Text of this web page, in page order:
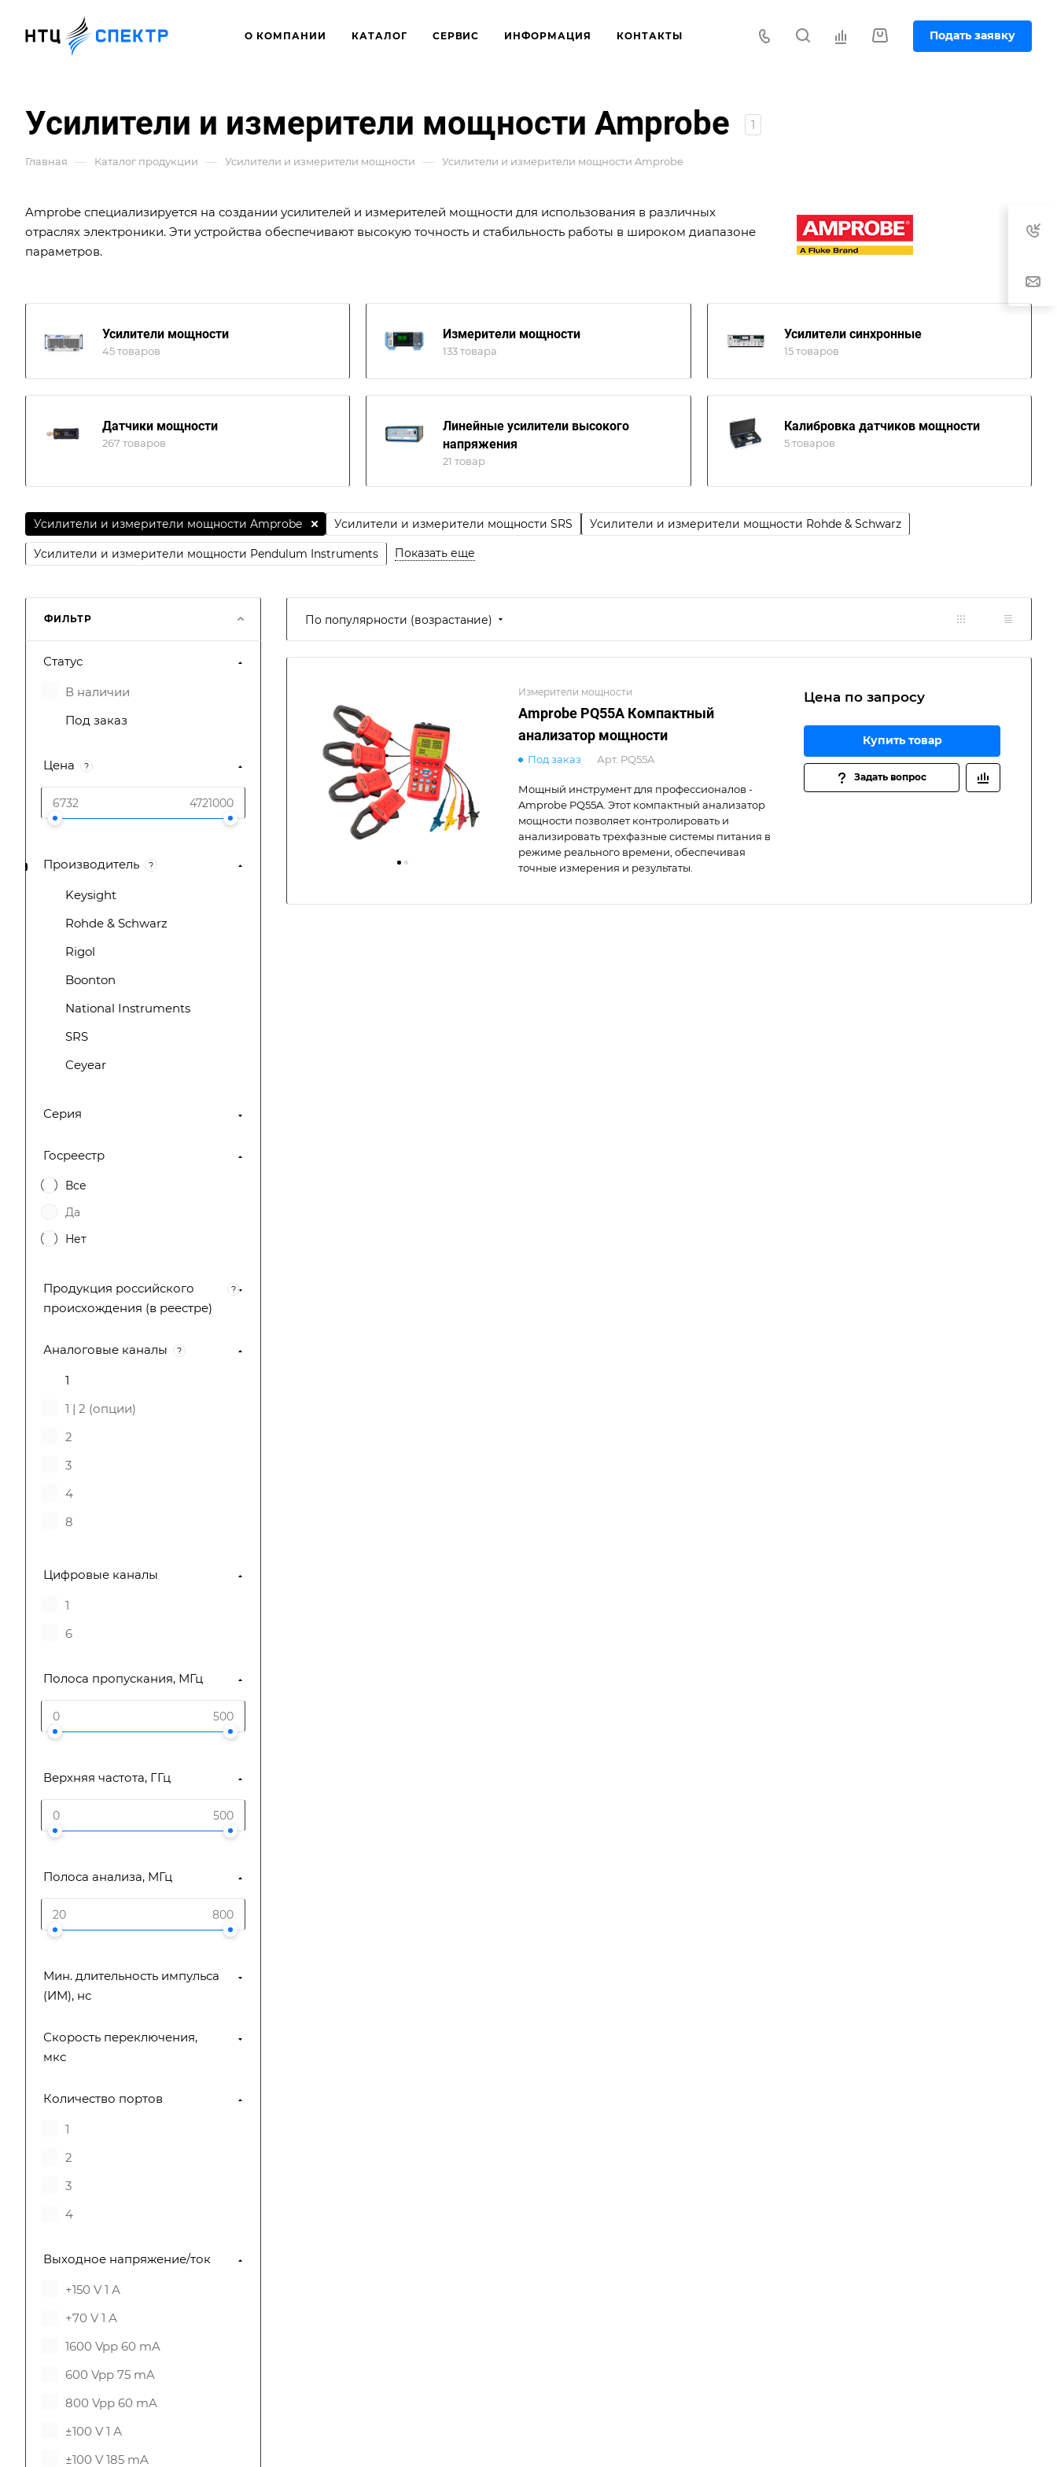
О КОМПАНИИ КАТАЛОГ СЕРВИС ИНФОРМАЦИЯ КОНТАКТЫ Подать заявку
Усилители и измерители мощности Amprobe 1
Главная — Каталог продукции — Усилители и измерители мощности — Усилители и измерители мощности Amprobe
Amprobe специализируется на создании усилителей и измерителей мощности для использования в различных
отраслях электроники. Эти устройства обеспечивают высокую точность и стабильность работы в широком диапазоне
параметров.
Усилители мощности
45 товаров
Измерители мощности
133 товара
Усилители синхронные
15 товаров
Датчики мощности
267 товаров
Линейные усилители высокого
напряжения
21 товар
Калибровка датчиков мощности
5 товаров
Усилители и измерители мощности SRS Усилители и измерители мощности Rohde & Schwarz
Усилители и измерители мощности Pendulum Instruments
Усилители и измерители мощности Amprobe
Показать еще
По популярности (возрастание)
Измерители мощности
Amprobe PQ55A Компактный
анализатор мощности
Под заказ Арт. PQ55A
Мощный инструмент для профессионалов -
Amprobe PQ55A. Этот компактный анализатор
мощности позволяет контролировать и
анализировать трехфазные системы питания в
режиме реального времени, обеспечивая
точные измерения и результаты.
Цена по запросу
Купить товар
Задать вопрос
ФИЛЬТР
Статус
В наличии
Под заказ
Цена ?
Производитель ?
Keysight
Rohde & Schwarz
Rigol
Boonton
National Instruments
SRS
Ceyear
Amprobe
Pendulum Instruments
НПО "РТС"
ПЛАНАР
АКМЕТЕХ
ВНИИФТРИ
МИКРАН
Techmize
МИГ Трейдинг
Infosteraluna
Серия
Госреестр
Все
Да
Нет
Продукция российского
происхождения (в реестре)
?
Аналоговые каналы ?
1
1 | 2 (опции)
2
3
4
8
Цифровые каналы
1
6
Полоса пропускания, МГц
Верхняя частота, ГГц
Полоса анализа, МГц
Мин. длительность импульса
(ИМ), нс
Скорость переключения,
мкс
Количество портов
1
2
3
4
Выходное напряжение/ток
+150 V 1 А
+70 V 1 А
1600 Vpp 60 mA
600 Vpp 75 mA
800 Vpp 60 mA
±100 V 1 А
±100 V 185 mA